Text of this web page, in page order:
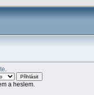
a heslem.